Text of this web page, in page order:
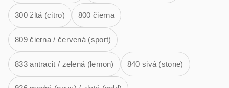
300 žltá (citro) 800 čierna
809 čierna / červená (sport)
833 antracit / zelená (lemon) 840 sivá (stone)